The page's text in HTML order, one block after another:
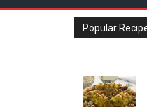
Popular